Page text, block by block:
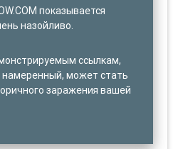
показывается
назойливо.
ссылкам,
намеренный, может стать
заражения вашей